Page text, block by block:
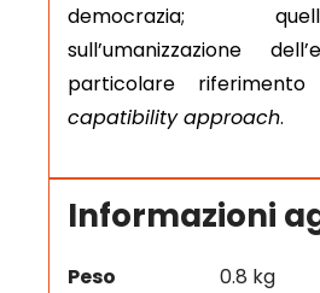
democrazia;
sull’umanizzazione
particolare
capatibility approach.
Informazioni
Peso
0.8 kg